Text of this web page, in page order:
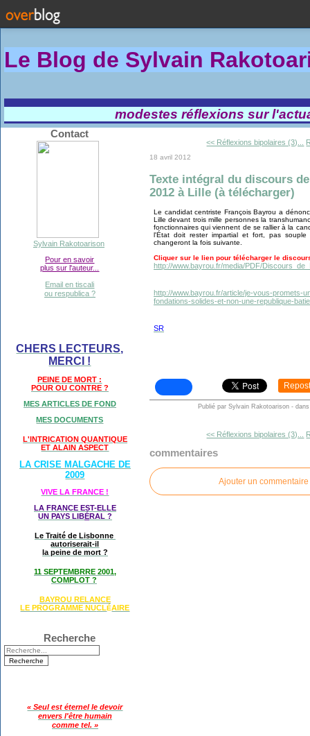
Le Blog de Sylvain Rakotoa
modestes réflexions sur
Contact
Sylvain Rakotoarison
Pour en savoir
plus sur l'auteur...
Email en tiscali
ou respublica ?
CHERS LECTEURS,
MERCI !
PEINE DE MORT :
POUR OU CONTRE ?
MES ARTICLES DE FOND
MES DOCUMENTS
L'INTRICATION QUANTIQUE
ET ALAIN ASPECT
LA CRISE MALGACHE DE
2009
VIVE LA FRANCE !
LA FRANCE EST-ELLE
UN PAYS LIBÉRAL ?
Le Traité de Lisbonne
autoriserait-il
la peine de mort ?
11 SEPTEMBRRE 2001,
COMPLOT ?
BAYROU RELANCE
LE PROGRAMME NUCLÉAIRE
Recherche
« Seul est éternel le devoir
envers l'être humain
comme tel. »
<< Réflexions bipolaires (3)...
18 avril 2012
Texte intégral du discours
2012 à Lille (à télécharger)
Le candidat centriste François Bayrou a
Lille devant trois mille personnes la
fonctionnaires qui viennent de se rallier à la
l'État doit rester impartial et fort, pas
changeront la fois suivante.
Cliquer sur le lien pour télécharger le
http://www.bayrou.fr/media/PDF/
http://www.bayrou.fr/article/je-vous-promets-
fondations-solides-et-non-une-republique-
SR
Repost
Publié par Sylvain Rakotoarison -
<< Réflexions bipolaires (3)...
commentaires
Ajouter un commentaire